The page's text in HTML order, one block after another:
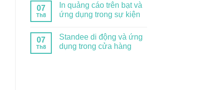
07
Th8
In quảng cáo trên bạt và
ứng dụng trong sự kiện
07
Th8
Standee di động và ứng
dụng trong cửa hàng